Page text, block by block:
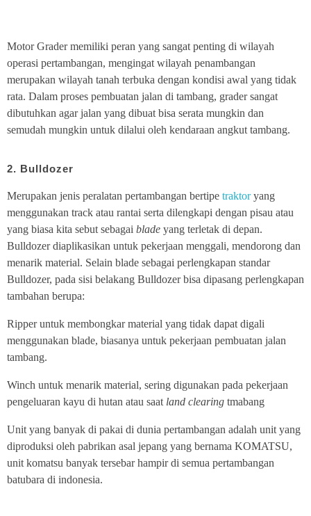
Motor Grader memiliki peran yang sangat penting di wilayah
operasi pertambangan, mengingat wilayah penambangan
merupakan wilayah tanah terbuka dengan kondisi awal yang tidak
rata. Dalam proses pembuatan jalan di tambang, grader sangat
dibutuhkan agar jalan yang dibuat bisa serata mungkin dan
semudah mungkin untuk dilalui oleh kendaraan angkut tambang.
2. Bulldozer
Merupakan jenis peralatan pertambangan bertipe traktoryang
menggunakan track atau rantai serta dilengkapi dengan pisau atau
yang biasa kita sebut sebagai blade yang terletak di depan.
Bulldozer diaplikasikan untuk pekerjaan menggali, mendorong dan
menarik material. Selain blade sebagai perlengkapan standar
Bulldozer, pada sisi belakang Bulldozer bisa dipasang perlengkapan
tambahan berupa:
Ripper untuk membongkar material yang tidak dapat digali
menggunakan blade, biasanya untuk pekerjaan pembuatan jalan
tambang.
Winch untuk menarik material, sering digunakan pada pekerjaan
pengeluaran kayu di hutan atau saat land clearing tmabang
Unit yang banyak di pakai di dunia pertambangan adalah unit yang
diproduksi oleh pabrikan asal jepang yang bernama KOMATSU,
unit komatsu banyak tersebar hampir di semua pertambangan
batubara di indonesia.